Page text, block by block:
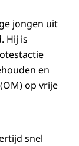
jongen uit
Hij is
en
op vrije
snel